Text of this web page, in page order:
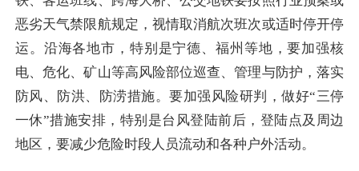
恶劣天气禁限航规定，视情取消航次班次或适时停开停
运。沿海各地市，特别是宁德、福州等地，要加强核
电、危化、矿山等高风险部位巡查、管理与防护，落实
防风、防洪、防涝措施。要加强风险研判，做好“三停
一休”措施安排，特别是台风登陆前后，登陆点及周边
地区，要减少危险时段人员流动和各种户外活动。